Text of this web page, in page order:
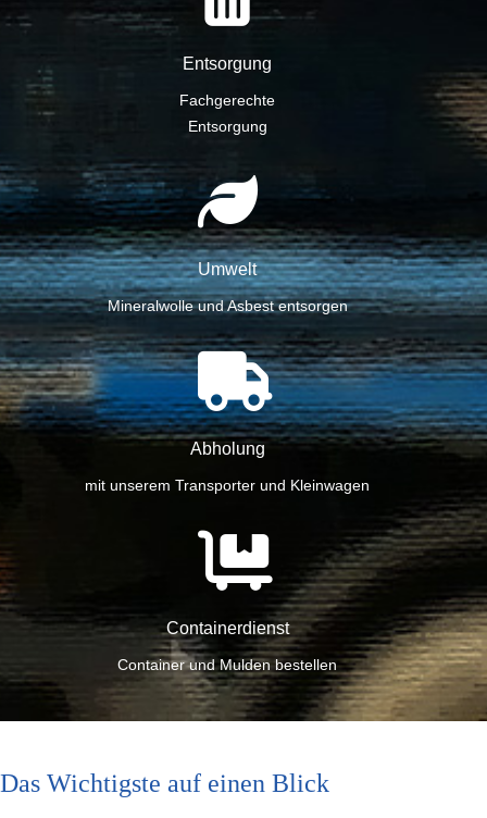
Entsorgung
Fachgerechte
Entsorgung
Umwelt
Mineralwolle und Asbest entsorgen
Abholung
mit unserem Transporter und Kleinwagen
Containerdienst
Container und Mulden bestellen
Das Wichtigste auf einen Blick